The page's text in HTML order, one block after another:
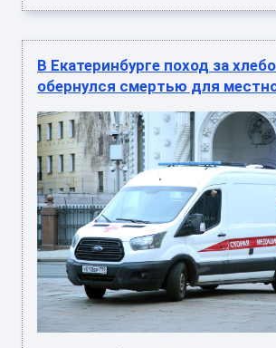
В Екатеринбурге поход за
обернулся смертью для